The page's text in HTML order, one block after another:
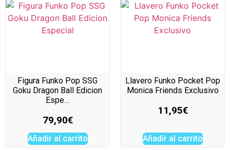
Figura Funko Pop SSG
Goku Dragon Ball Edicion
Espe…
79,90€
Añadir al carrito
Llavero Funko Pocket Pop
Monica Friends Exclusivo
11,95€
Añadir al carrito